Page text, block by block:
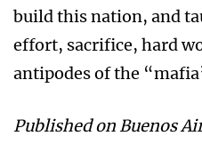
build this nation, and
effort, sacrifice, hard
antipodes of the
Published on Buenos